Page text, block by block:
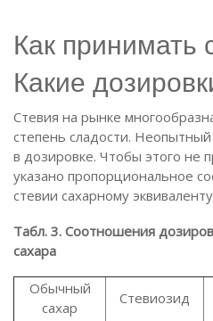
Как принимать
Какие
Стевия на рынке
степень сладости. Неопытный
в дозировке. Чтобы этого не
указано пропорциональное
стевии сахарному
Табл. 3. Соотношения
сахара
Обычный
сахар
Стевиозид